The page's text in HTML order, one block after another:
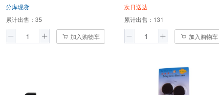
分库现货
累计出售： 35
加入购物车
次日送达
累计出售： 131
加入购物车